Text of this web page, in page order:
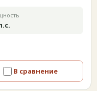
В сравнение